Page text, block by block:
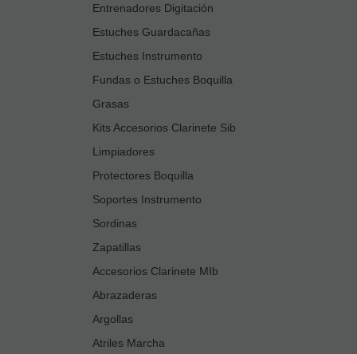
Entrenadores Digitación
Estuches Guardacañas
Estuches Instrumento
Fundas o Estuches Boquilla
Grasas
Kits Accesorios Clarinete Sib
Limpiadores
Protectores Boquilla
Soportes Instrumento
Sordinas
Zapatillas
Accesorios Clarinete MIb
Abrazaderas
Argollas
Atriles Marcha